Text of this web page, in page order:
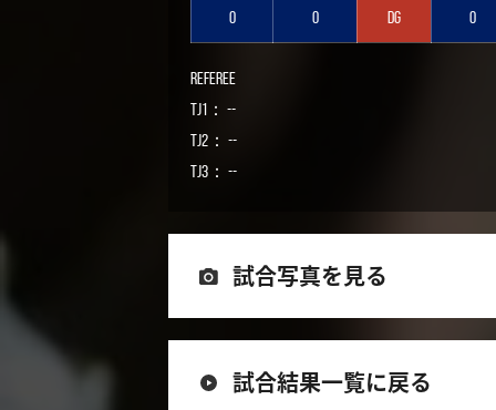
0 0 DG 0
Referee
TJ1： --
TJ2： --
TJ3： --
試合写真を見る
試合結果一覧に戻る